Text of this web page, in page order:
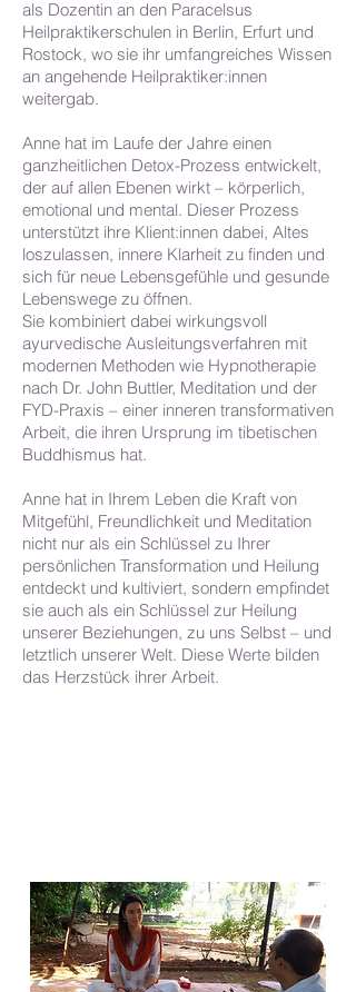
als Dozentin an den Paracelsus
Heilpraktikerschulen in Berlin, Erfurt und
Rostock, wo sie ihr umfangreiches Wissen
an angehende Heilpraktiker:innen
weitergab.
Anne hat im Laufe der Jahre einen
ganzheitlichen Detox-Prozess entwickelt,
der auf allen Ebenen wirkt – körperlich,
emotional und mental. Dieser Prozess
unterstützt ihre Klient:innen dabei, Altes
loszulassen, innere Klarheit zu finden und
sich für neue Lebensgefühle und gesunde
Lebenswege zu öffnen.
Sie kombiniert dabei wirkungsvoll
ayurvedische Ausleitungsverfahren mit
modernen Methoden wie Hypnotherapie
nach Dr. John Buttler, Meditation und der
FYD-Praxis – einer inneren transformativen
Arbeit, die ihren Ursprung im tibetischen
Buddhismus hat.
Anne hat in Ihrem Leben die Kraft von
Mitgefühl, Freundlichkeit und Meditation
nicht nur als ein Schlüssel zu Ihrer
persönlichen Transformation und Heilung
entdeckt und kultiviert, sondern empfindet
sie auch als ein Schlüssel zur Heilung
unserer Beziehungen, zu uns Selbst – und
letztlich unserer Welt. Diese Werte bilden
das Herzstück ihrer Arbeit.